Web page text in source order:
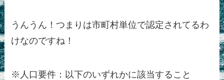
うんうん！つまりは市町村単位で認定されてるわ
けなのですね！
※人口要件：以下のいずれかに該当すること